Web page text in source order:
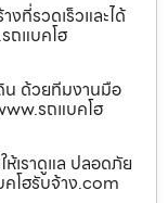
ที่รวดเร็วและได้
ถแบคโฮ
ด้วยทีมงานมือ
รถแบคโฮ
เราดูแล ปลอดภัย
คโฮรับจ้าง.com